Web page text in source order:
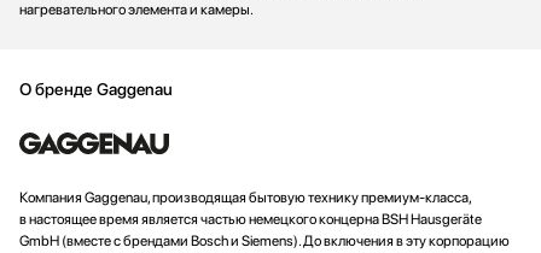
нагревательного элемента и камеры.
О бренде Gaggenau
Компания Gaggenau, производящая бытовую технику премиум-класса,
в настоящее время является частью немецкого концерна BSH Hausgeräte
GmbH (вместе с брендами Bosch и Siemens). До включения в эту корпорацию